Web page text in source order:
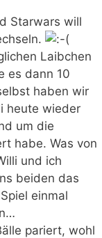
Starwars will
Laibchen
es dann 10
haben wir
heute wieder
um die
habe. Was von
und ich
beiden das
einmal
pariert, wohl